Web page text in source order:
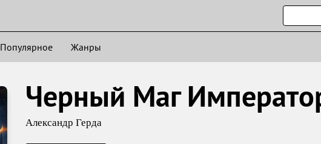
Популярное Жанры
Черный Маг
Александр Герда